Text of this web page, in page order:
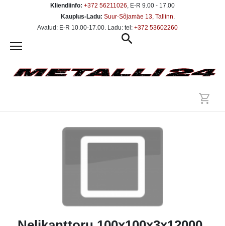
Kliendiinfo: +372 56211026, E-R 9.00 - 17.00
Kauplus-Ladu: Suur-Sõjamäe 13, Tallinn.
Avatud: E-R 10.00-17.00. Ladu: tel: +372 53602260